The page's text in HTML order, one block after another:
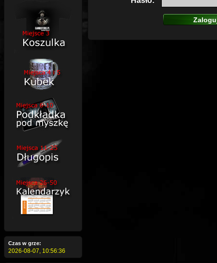
Czas w grze:
2026-08-07, 10:56:37